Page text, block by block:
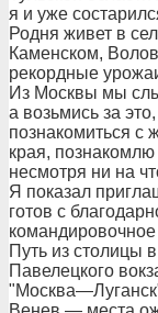
я и уже
Родня живет в
Каменском,
рекордные
Из Москвы мы
а возьмись за
познакомиться с
края,
несмотря ни на
Я показал
готов с
Путь из столицы
Павелецкого